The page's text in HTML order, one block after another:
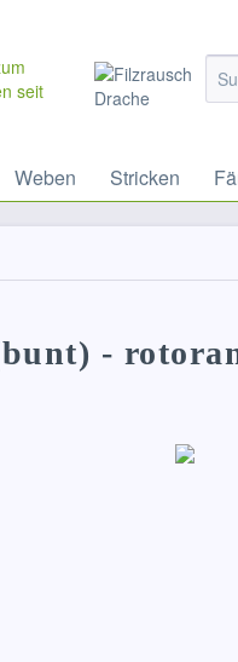
Weben Stricken
-